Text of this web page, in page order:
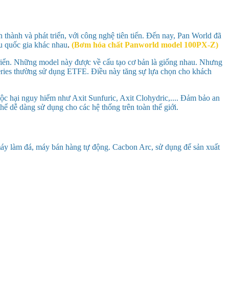
và phát triển, với công nghệ tiên tiến. Đến nay, Pan World đã
quốc gia khác nhau. (Bơm hóa chất Panworld model 100PX-Z)
Những model này được về cấu tạo cơ bản là giống nhau. Nhưng
thường sử dụng ETFE. Điều này tăng sự lựa chọn cho khách
hại nguy hiểm như Axit Sunfuric, Axit Clohydric,.... Đảm bảo an
dễ dàng sử dụng cho các hệ thống trên toàn thế giới.
làm đá, máy bán hàng tự động. Cacbon Arc, sử dụng để sản xuất